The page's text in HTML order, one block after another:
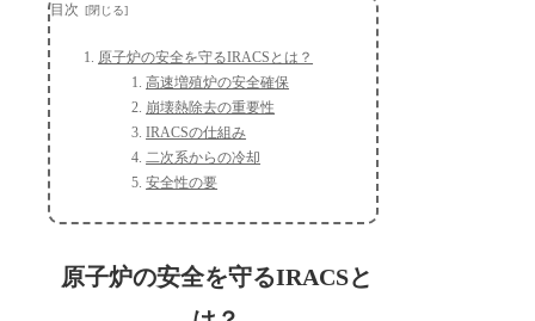
目次
原子炉の安全を守るIRACSとは？
高速増殖炉の安全確保
崩壊熱除去の重要性
IRACSの仕組み
二次系からの冷却
安全性の要
原子炉の安全を守るIRACSと